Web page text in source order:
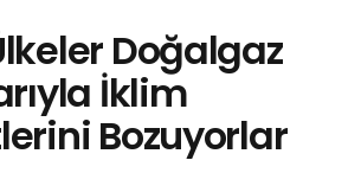
Doğalgaz
İklim
Bozuyorlar